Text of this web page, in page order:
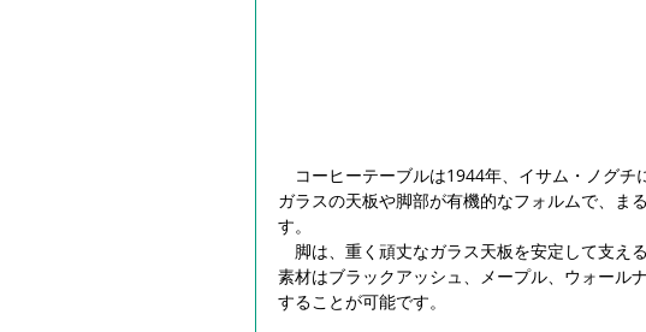
コーヒーテーブルは1944年、イサム・ノグチ
ガラスの天板や脚部が有機的なフォルムで、ま
す。
脚は、重く頑丈なガラス天板を安定して支え
素材はブラックアッシュ、メープル、ウォール
することが可能です。